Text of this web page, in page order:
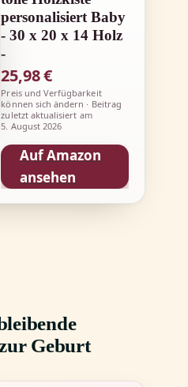
personalisiert Baby
- 30 x 20 x 14 Holz
-
25,98 €
Preis und Verfügbarkeit
können sich ändern · Beitrag
zuletzt aktualisiert am
5. August 2026
Auf Amazon
ansehen
Geburt